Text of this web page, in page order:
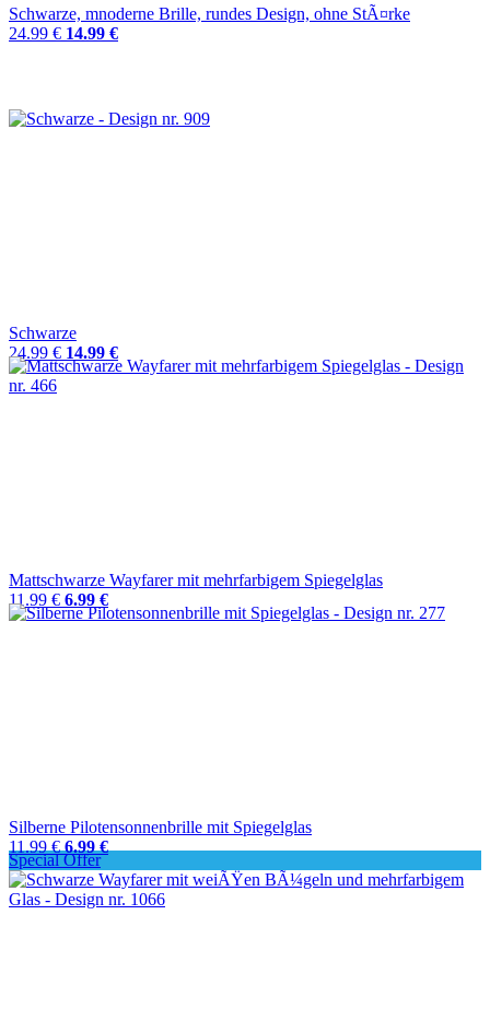
Schwarze, mnoderne Brille, rundes Design, ohne StÃ¤rke
24.99 € 14.99 €
Schwarze
24.99 € 14.99 €
Mattschwarze Wayfarer mit mehrfarbigem Spiegelglas
11.99 € 6.99 €
Silberne Pilotensonnenbrille mit Spiegelglas
11.99 € 6.99 €
Special Offer